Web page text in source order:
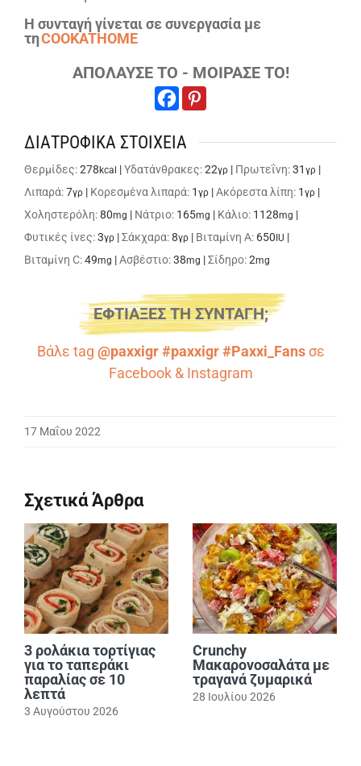
Η συνταγή γίνεται σε συνεργασία με
τηCOOKATHOME
ΑΠΟΛΑΥΣΕ ΤΟ - ΜΟΙΡΑΣΕ ΤΟ!
ΔΙΑΤΡΟΦΙΚΑ ΣΤΟΙΧΕΙΑ
Θερμίδες:278kcal |Υδατάνθρακες:22γρ | Πρωτεΐνη:31 γρ |
Λιπαρά:7γρ | Κορεσμένα λιπαρά: 1 γρ |Ακόρεστα λίπη: 1 γρ |
Χοληστερόλη:80mg | Νάτριο: 165mg | Κάλιο: 1128mg |
Φυτικές ίνες:3γρ |Σάκχαρα:8γρ | Βιταμίνη A: 650IU |
Βιταμίνη C:49mg |Ασβέστιο:38mg |Σίδηρο:2mg
ΕΦΤΙΑΞΕΣ ΤΗ ΣΥΝΤΑΓΗ;
Βάλε tag @paxxigr #paxxigr #Paxxi_Fansσε
Facebook& Instagram
17 Μαΐου 2022
Σχετικά Άρθρα
3 ρολάκια τορτίγιας
για το ταπεράκι
παραλίας σε 10
λεπτά
3 Αυγούστου 2026
Crunchy
Μακαρονοσαλάτα με
τραγανά ζυμαρικά
28 Ιουλίου 2026